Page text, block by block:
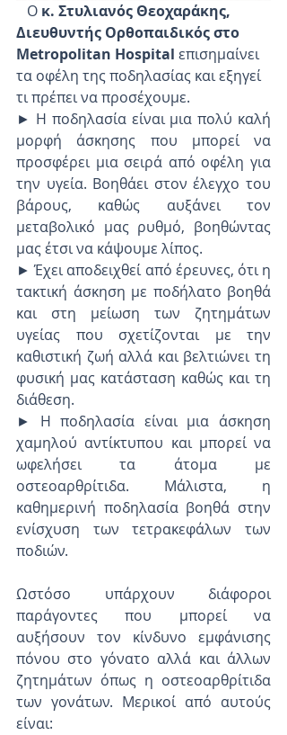
   Ο
κ. Στυλιανός Θεοχαράκης,
Διευθυντής Ορθοπαιδικός στο
Metropolitan Hospital επισημαίνει
τα οφέλη της ποδηλασίας και εξηγεί
τι πρέπει να προσέχουμε.
► Η ποδηλασία είναι μια πολύ καλή
μορφή άσκησης που μπορεί να
προσφέρει μια σειρά από οφέλη για
την υγεία. Βοηθάει στον έλεγχο του
βάρους, καθώς αυξάνει τον
μεταβολικό μας ρυθμό, βοηθώντας
μας έτσι να κάψουμε λίπος.
► Έχει αποδειχθεί από έρευνες, ότι η
τακτική άσκηση με ποδήλατο βοηθά
και στη μείωση των ζητημάτων
υγείας που σχετίζονται με την
καθιστική ζωή αλλά και βελτιώνει τη
φυσική μας κατάσταση καθώς και τη
διάθεση.
► Η ποδηλασία είναι μια άσκηση
χαμηλού αντίκτυπου και μπορεί να
ωφελήσει τα άτομα με
οστεοαρθρίτιδα. Μάλιστα, η
καθημερινή ποδηλασία βοηθά στην
ενίσχυση των τετρακεφάλων των
ποδιών.
Ωστόσο υπάρχουν διάφοροι
παράγοντες που μπορεί να
αυξήσουν τον κίνδυνο εμφάνισης
πόνου στο γόνατο αλλά και άλλων
ζητημάτων όπως η οστεοαρθρίτιδα
των γονάτων. Μερικοί από αυτούς
είναι: